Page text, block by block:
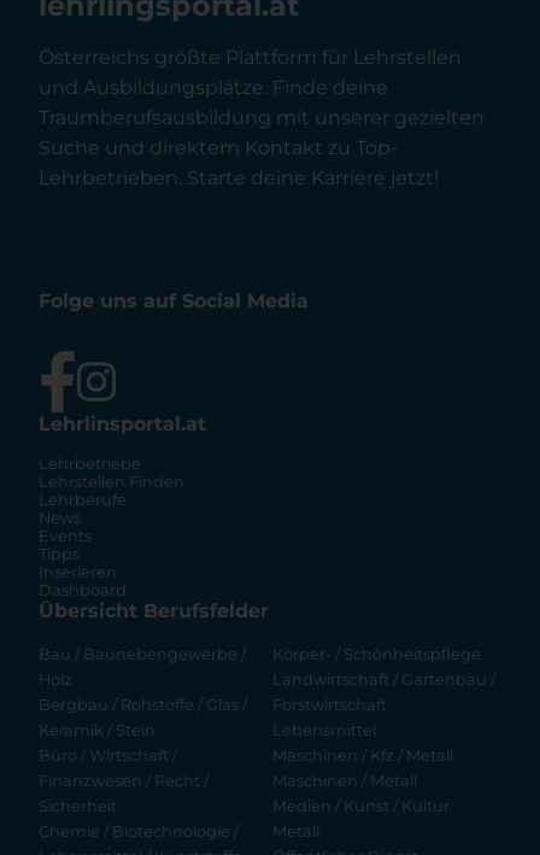
Österreichs größte Plattform für Lehrstellen
und Ausbildungsplätze. Finde deine
Traumberufsausbildung mit unserer gezielten
Suche und direktem Kontakt zu Top-
Lehrbetrieben. Starte deine Karriere jetzt!
Folge uns auf Social Media
Lehrlinsportal.at
Lehrbetriebe
Lehrstellen Finden
Lehrberufe
News
Events
Tipps
Inserieren
Dashboard
Übersicht Berufsfelder
Bau / Baunebengewerbe /
Holz
Bergbau / Rohstoffe / Glas /
Keramik / Stein
Büro / Wirtschaft /
Finanzwesen / Recht /
Sicherheit
Chemie / Biotechnologie /
Körper- / Schönheitspflege
Landwirtschaft / Gartenbau /
Forstwirtschaft
Lebensmittel
Maschinen / Kfz / Metall
Maschinen / Metall
Medien / Kunst / Kultur
Metall